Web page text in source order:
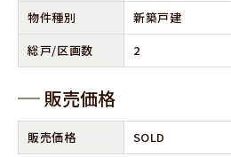
物件種別
新築戸建
総⼾/区画数
2
販売価格
販売価格 SOLD